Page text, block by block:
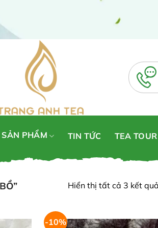
SẢN PHẨM TIN TỨC TEA TOUR
Hiển thị tất cả 3 kết quả
-10%